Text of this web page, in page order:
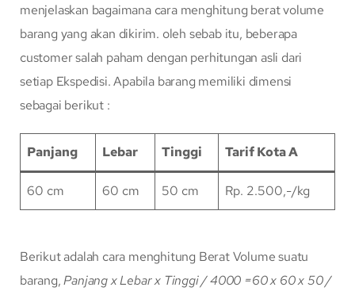
menjelaskan bagaimana cara menghitung berat volume
barang yang akan dikirim. oleh sebab itu, beberapa
customer salah paham dengan perhitungan asli dari
setiap Ekspedisi. Apabila barang memiliki dimensi
sebagai berikut :
Panjang Lebar Tinggi Tarif Kota A
60 cm 60 cm 50 cm Rp. 2.500,-/kg
Berikut adalah cara menghitung Berat Volume suatu
barang,Panjang x Lebar x Tinggi / 4000 =60 x 60 x 50 /